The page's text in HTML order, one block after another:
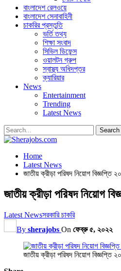
বাংলাদেশ রেলওয়ে
বাংলাদেশ সেনাবাহিনী
চাকরির প্রস্তুতি
ভর্তি তথ্য
শিক্ষা সংবাদ
সিভিল ডিফেন্স
ওয়ালটন গ্রুপ
স্বাস্থ্য অধিদপ্তর
ক্যারিয়ার
News
Entertainment
Trending
Latest News
Home
Latest News
জাতীয় ক্রীড়া পরিষদ নিয়োগ
জাতীয় ক্রীড়া পরিষদ
Latest Newsসরকারি চাকরি
By sherajobs On ফেব্রু ৫, ২০২২
জাতীয় ক্রীড়া পরিষদ নিয়োগ বিজ্ঞপ্তি